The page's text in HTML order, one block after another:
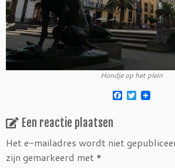
Hondje op het plein
F
o
T
w
e
r
Een reactie plaatsen
Het e-mailadres wordt niet
zijn gemarkeerd met *